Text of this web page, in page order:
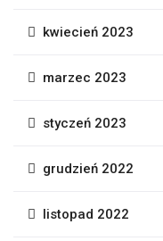
kwiecień 2023
marzec 2023
styczeń 2023
grudzień 2022
listopad 2022